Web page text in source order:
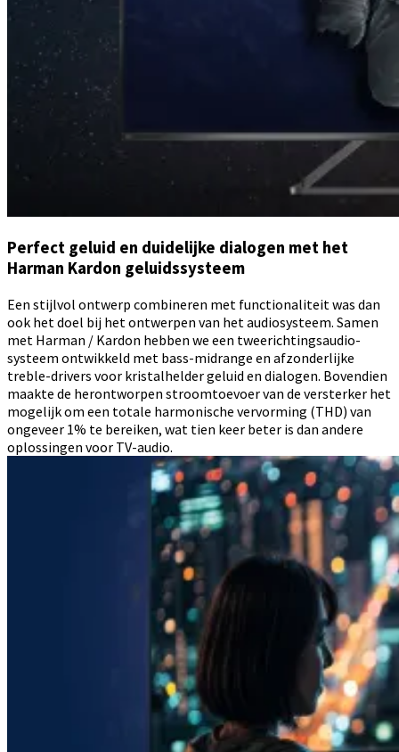
Perfect geluid en duidelijke dialogen met het
Harman Kardon geluidssysteem
Een stijlvol ontwerp combineren met functionaliteit was dan
ook het doel bij het ontwerpen van het audiosysteem. Samen
met Harman / Kardon hebben we een tweerichtingsaudio-
systeem ontwikkeld met bass-midrange en afzonderlijke
treble-drivers voor kristalhelder geluid en dialogen. Bovendien
maakte de herontworpen stroomtoevoer van de versterker het
mogelijk om een totale harmonische vervorming (THD) van
ongeveer 1% te bereiken, wat tien keer beter is dan andere
oplossingen voor TV-audio.